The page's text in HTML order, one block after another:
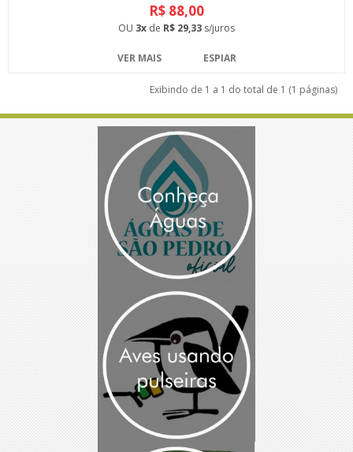
R$ 88,00
OU 3x de R$ 29,33 s/juros
VER MAIS ESPIAR
Exibindo de 1 a 1 do total de 1 (1 páginas)